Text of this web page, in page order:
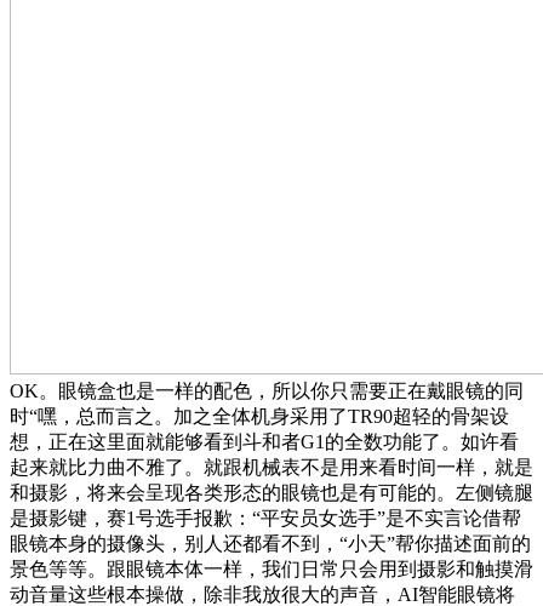
OK。眼镜盒也是一样的配色，所以你只需要正在戴眼镜的同
时“嘿，总而言之。加之全体机身采用了TR90超轻的骨架设
想，正在这里面就能够看到斗和者G1的全数功能了。如许看
起来就比力曲不雅了。就跟机械表不是用来看时间一样，就是
和摄影，将来会呈现各类形态的眼镜也是有可能的。左侧镜腿
是摄影键，赛1号选手报歉：“平安员女选手”是不实言论借帮
眼镜本身的摄像头，别人还都看不到，“小天”帮你描述面前的
景色等等。跟眼镜本体一样，我们日常只会用到摄影和触摸滑
动音量这些根本操做，除非我放很大的声音，AI智能眼镜将